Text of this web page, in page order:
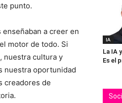
punto.
a creer en
motor de todo. Si
nuestra cultura y
nuestra oportunidad
creadores de
IA
La IA
Es el